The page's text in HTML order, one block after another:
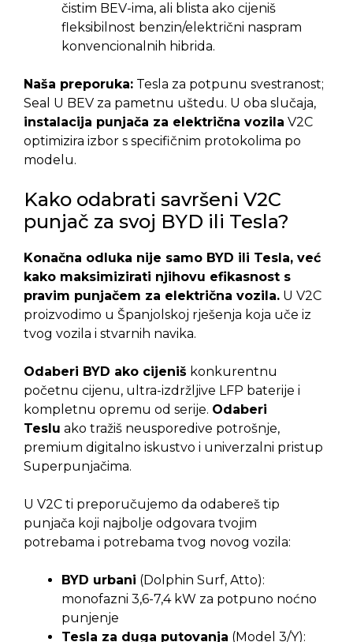
čistim BEV-ima, ali blista ako cijeniš
fleksibilnost benzin/električni naspram
konvencionalnih hibrida.
Naša preporuka: Tesla za potpunu svestranost;
Seal U BEV za pametnu uštedu. U oba slučaja,
instalacija punjača za električna vozila V2C
optimizira izbor s specifičnim protokolima po
modelu.
Kako odabrati savršeni V2C
punjač za svoj BYD ili Tesla?
Konačna odluka nije samo BYD ili Tesla, već
kako maksimizirati njihovu efikasnost s
pravim punjačem za električna vozila. U V2C
proizvodimo u Španjolskoj rješenja koja uče iz
tvog vozila i stvarnih navika.
Odaberi BYD ako cijeniš konkurentnu
početnu cijenu, ultra-izdržljive LFP baterije i
kompletnu opremu od serije. Odaberi
Teslu ako tražiš neusporedive potrošnje,
premium digitalno iskustvo i univerzalni pristup
Superpunjačima.
U V2C ti preporučujemo da odabereš tip
punjača koji najbolje odgovara tvojim
potrebama i potrebama tvog novog vozila:
BYD urbani (Dolphin Surf, Atto):
monofazni 3,6-7,4 kW za potpuno noćno
punjenje
Tesla za duga putovanja (Model 3/Y):